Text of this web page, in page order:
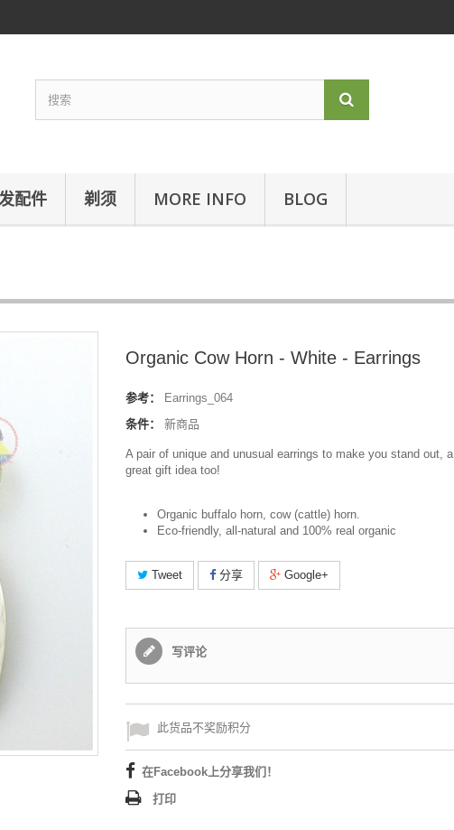
配件 剃须 MORE INFO BLOG
Organic Cow Horn - White - Earrings
参考：
Earrings_064
条件：
新商品
A pair of unique and unusual earrings to make you stand out, a
great gift idea too!
Organic buffalo horn, cow (cattle) horn.
Eco-friendly, all-natural and 100% real organic
Tweet 分享 Google+
写评论
此货品不奖励积分
在Facebook上分享我们！
打印